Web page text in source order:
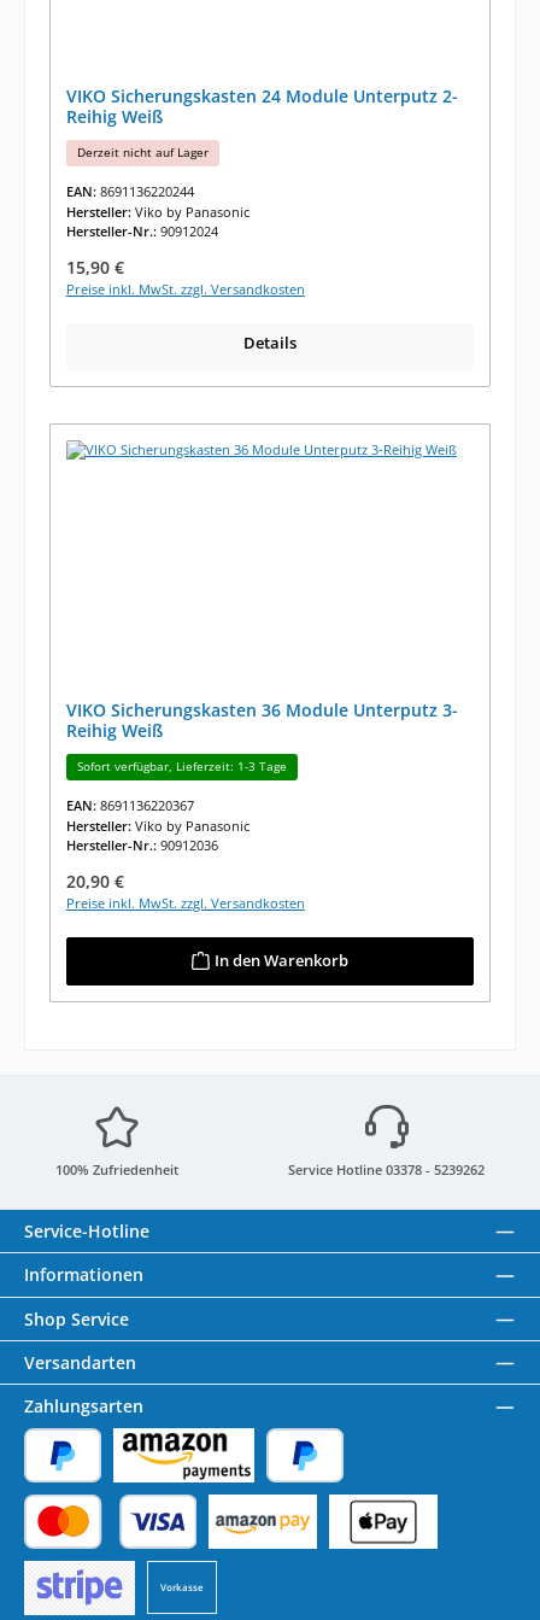
VIKO Sicherungskasten 24 Module Unterputz 2-
Reihig Weiß
Derzeit nicht auf Lager
EAN: 8691136220244
Hersteller: Viko by Panasonic
Hersteller-Nr.: 90912024
Regulärer Preis:
15,90 €
Preise inkl. MwSt. zzgl. Versandkosten
Details
VIKO Sicherungskasten 36 Module Unterputz 3-
Reihig Weiß
Sofort verfügbar, Lieferzeit: 1-3 Tage
EAN: 8691136220367
Hersteller: Viko by Panasonic
Hersteller-Nr.: 90912036
Regulärer Preis:
20,90 €
Preise inkl. MwSt. zzgl. Versandkosten
In den Warenkorb
100% Zufriedenheit Service Hotline 03378 - 5239262
Service-Hotline
Informationen
Shop Service
Versandarten
Zahlungsarten
PayPal Amazon Pay Später Bezahlen
Kredit- oder Debitkarte
Vorkasse
Benutzerdefiniertes Bild 1